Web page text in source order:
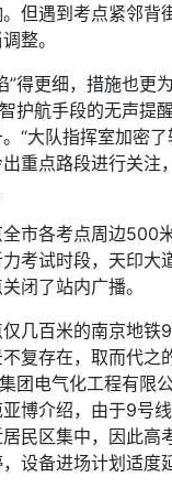
但遇到考点紧邻背
整。
更细，措施也更
护航手段的无声提
“大队指挥室加密
重点路段进行关注
各考点周边500
考试时段，天印大
闭了站内广播。
百米的南京地铁9
复存在，取而代之
团电气化工程有限
博介绍，由于9号
民区集中，因此高
设备进场计划适度